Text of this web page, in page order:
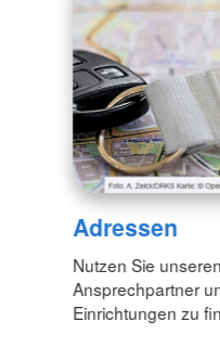
Adressen
Nutzen Sie
Ansprechpartner
Einrichtungen zu